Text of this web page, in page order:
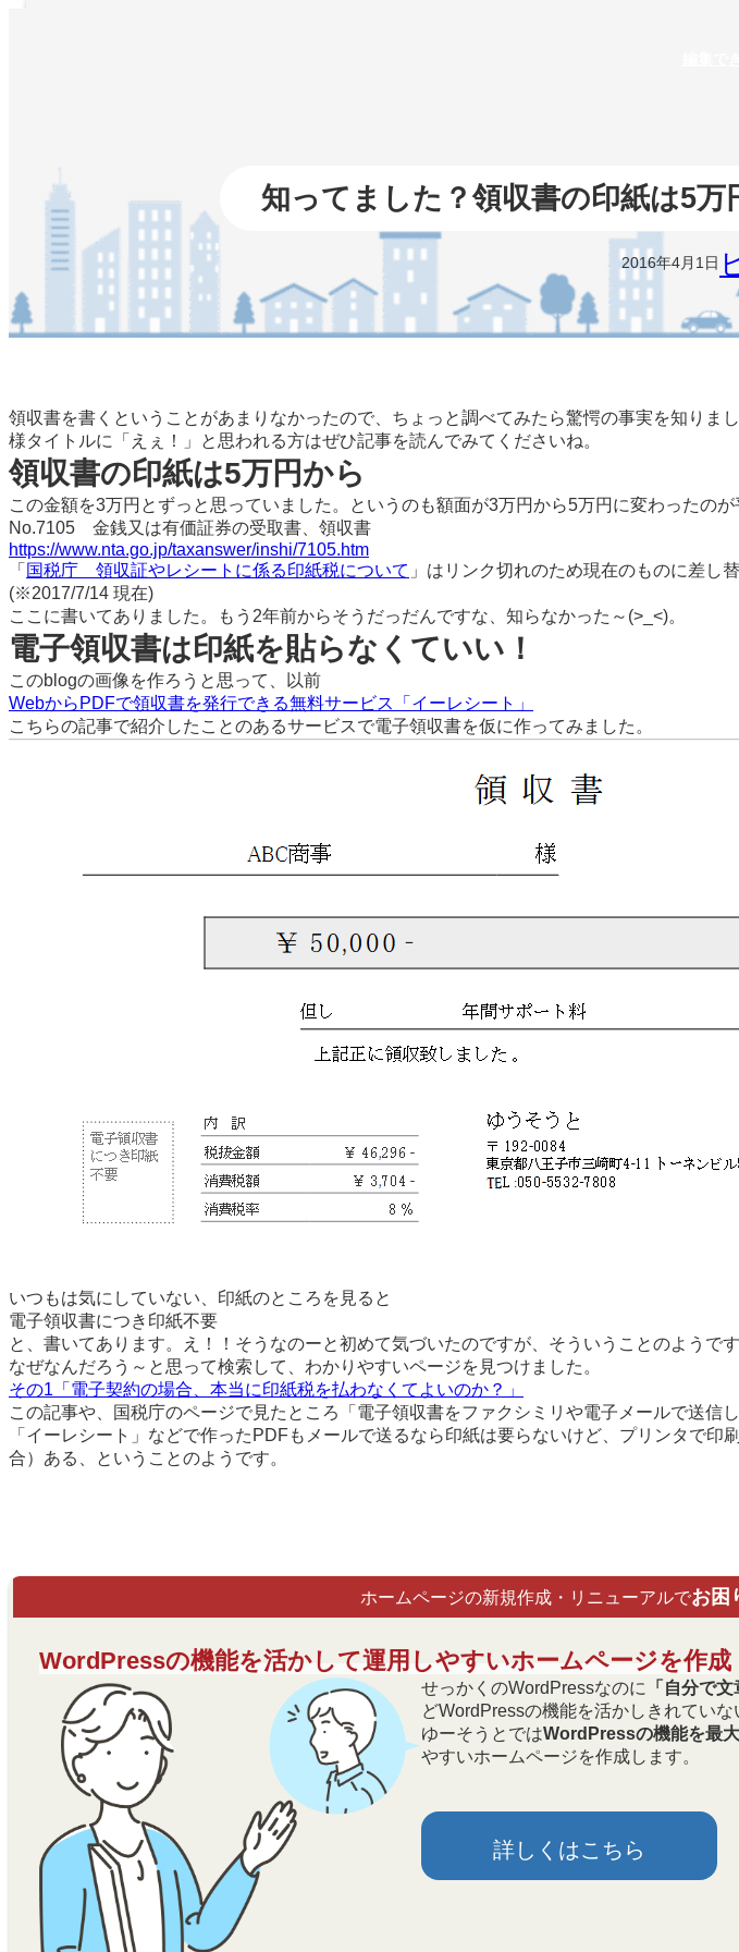
知ってました？領収書の印紙は5
2016年4月1日
領収書を書くということがあまりなかったので、ちょっと調べてみたら驚愕の事実を知りま
様タイトルに「えぇ！」と思われる方はぜひ記事を読んでみてくださいね。
領収書の印紙は5万円から
この金額を3万円とずっと思っていました。というのも額面が3万円から5万円に変わったの
No.7105 金銭又は有価証券の受取書、領収書
https://www.nta.go.jp/taxanswer/inshi/7105.htm
「 国税庁 領収証やレシートに係る印紙税について 」はリンク切れのため現在のものに差し
(※2017/7/14 現在)
ここに書いてありました。もう2年前からそうだっだんですな、知らなかった～(>_<)。
電子領収書は印紙を貼らなくていい！
このblogの画像を作ろうと思って、以前
WebからPDFで領収書を発行できる無料サービス「イーレシート」
こちらの記事で紹介したことのあるサービスで電子領収書を仮に作ってみました。
いつもは気にしていない、印紙のところを見ると
電子領収書につき印紙不要
と、書いてあります。え！！そうなのーと初めて気づいたのですが、そういうことのようです
なぜなんだろう～と思って検索して、わかりやすいページを見つけました。
その1「電子契約の場合、本当に印紙税を払わなくてよいのか？」
この記事や、国税庁のページで見たところ「電子領収書をファクシミリや電子メールで送信
「イーレシート」などで作ったPDFもメールで送るなら印紙は要らないけど、プリンタで
合）ある、ということのようです。
ホームページの新規作成・リニューアルでお困
WordPressの機能を活かして運用しやすいホームページを作成
せっかくのWordPressなのに 「自分で
どWordPressの機能を活かしきれてい
ゆーそうとではWordPressの機能を最
やすいホームページを作成します。
詳しくはこちら